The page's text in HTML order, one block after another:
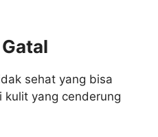
sehat yang bisa
kulit yang cenderung